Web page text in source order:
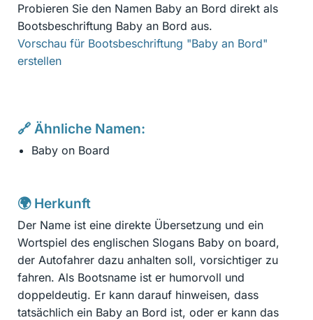
Probieren Sie den Namen Baby an Bord direkt als
Bootsbeschriftung Baby an Bord aus.
Vorschau für Bootsbeschriftung "Baby an Bord"
erstellen
🔗 Ähnliche Namen:
Baby on Board
🌍 Herkunft
Der Name ist eine direkte Übersetzung und ein
Wortspiel des englischen Slogans Baby on board,
der Autofahrer dazu anhalten soll, vorsichtiger zu
fahren. Als Bootsname ist er humorvoll und
doppeldeutig. Er kann darauf hinweisen, dass
tatsächlich ein Baby an Bord ist, oder er kann das